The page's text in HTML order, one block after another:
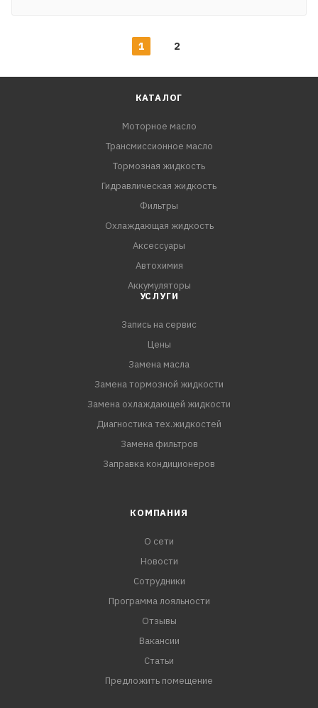
1 2
КАТАЛОГ
Моторное масло
Трансмиссионное масло
Тормозная жидкость
Гидравлическая жидкость
Фильтры
Охлаждающая жидкость
Аксессуары
Автохимия
Аккумуляторы
УСЛУГИ
Запись на сервис
Цены
Замена масла
Замена тормозной жидкости
Замена охлаждающей жидкости
Диагностика тех.жидкостей
Замена фильтров
Заправка кондиционеров
КОМПАНИЯ
О сети
Новости
Сотрудники
Программа лояльности
Отзывы
Вакансии
Статьи
Предложить помещение